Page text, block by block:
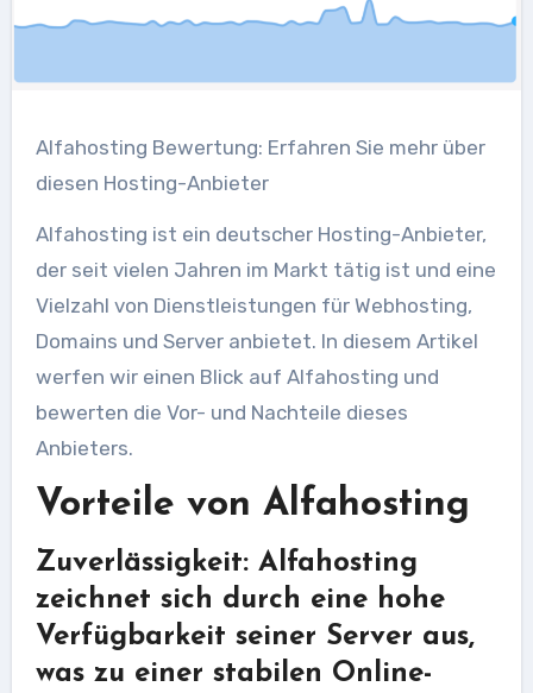
Alfahosting Bewertung: Erfahren Sie mehr über
diesen Hosting-Anbieter
Alfahosting ist ein deutscher Hosting-Anbieter,
der seit vielen Jahren im Markt tätig ist und eine
Vielzahl von Dienstleistungen für Webhosting,
Domains und Server anbietet. In diesem Artikel
werfen wir einen Blick auf Alfahosting und
bewerten die Vor- und Nachteile dieses
Anbieters.
Vorteile von Alfahosting
Zuverlässigkeit: Alfahosting
zeichnet sich durch eine hohe
Verfügbarkeit seiner Server aus,
was zu einer stabilen Online-